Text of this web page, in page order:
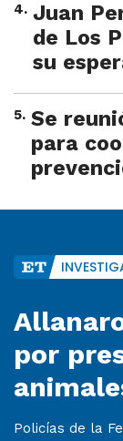
4. Juan
de Los
su
5. Se
para
por
Policías de la